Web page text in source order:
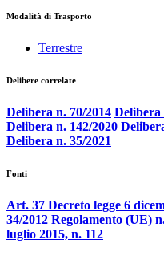
Modalità di Trasporto
Terrestre
Delibere correlate
Delibera n. 70/2014 Delibera
Delibera n. 142/2020
Delibera n. 35/2021
Fonti
Art. 37 Decreto legge 6
34/2012 Regolamento (UE)
luglio 2015, n. 112